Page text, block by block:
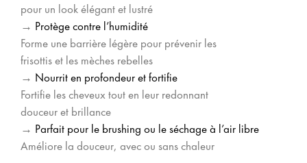
pour un look élégant et lustré
→ Protège contre l’humidité
Forme une barrière légère pour prévenir les
frisottis et les mèches rebelles
→ Nourrit en profondeur et fortifie
Fortifie les cheveux tout en leur redonnant
douceur et brillance
→ Parfait pour le brushing ou le séchage à l’air libre
Améliore la douceur, avec ou sans chaleur